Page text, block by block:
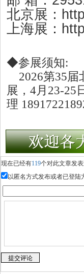
北京展：
上海展：
◆参展须知:
2026第35届
展，4月23-25
理
现在已经有119个对此文章发
以匿名方式发布或者已登陆